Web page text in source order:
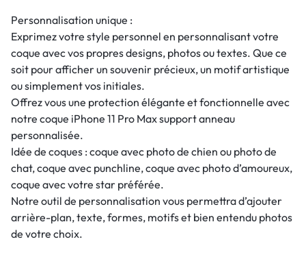
Personnalisation unique :
Exprimez votre style personnel en personnalisant votre
coque avec vos propres designs, photos ou textes. Que ce
soit pour afficher un souvenir précieux, un motif artistique
ou simplement vos initiales.
Offrez vous une protection élégante et fonctionnelle avec
notre coque iPhone 11 Pro Max support anneau
personnalisée.
Idée de coques : coque avec photo de chien ou photo de
chat, coque avec punchline, coque avec photo d’amoureux,
coque avec votre star préférée.
Notre outil de personnalisation vous permettra d’ajouter
arrière-plan, texte, formes, motifs et bien entendu photos
de votre choix.